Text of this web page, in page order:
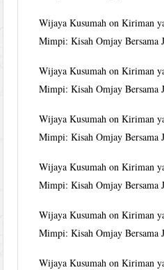
Wijaya Kusumah onKiriman
Mimpi: Kisah Omjay Bersama
Wijaya Kusumah onKiriman
Mimpi: Kisah Omjay Bersama
Wijaya Kusumah onKiriman
Mimpi: Kisah Omjay Bersama
Wijaya Kusumah onKiriman
Mimpi: Kisah Omjay Bersama
Wijaya Kusumah onKiriman
Mimpi: Kisah Omjay Bersama
Wijaya Kusumah onKiriman